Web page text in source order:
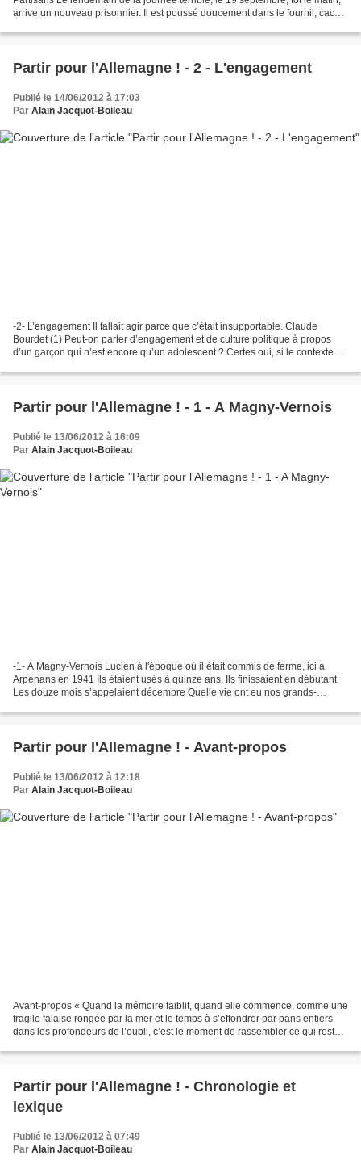
arrive un nouveau prisonnier. Il est poussé doucement dans le fournil, cachot
Partir pour l'Allemagne ! - 2 - L'engagement
Publié le 14/06/2012 à 17:03
Par Alain Jacquot-Boileau
-2- L’engagement Il fallait agir parce que c’était insupportable. Claude
Bourdet (1) Peut-on parler d’engagement et de culture politique à propos
d’un garçon qui n’est encore qu’un adolescent ? Certes oui, si le contexte et
Partir pour l'Allemagne ! - 1 - A Magny-Vernois
Publié le 13/06/2012 à 16:09
Par Alain Jacquot-Boileau
-1- A Magny-Vernois Lucien à l'époque où il était commis de ferme, ici à
Arpenans en 1941 Ils étaient usés à quinze ans, Ils finissaient en débutant
Les douze mois s’appelaient décembre Quelle vie ont eu nos grands-
Partir pour l'Allemagne ! - Avant-propos
Publié le 13/06/2012 à 12:18
Par Alain Jacquot-Boileau
Avant-propos « Quand la mémoire faiblit, quand elle commence, comme une
fragile falaise rongée par la mer et le temps à s’effondrer par pans entiers
dans les profondeurs de l’oubli, c’est le moment de rassembler ce qui reste,
Partir pour l'Allemagne ! - Chronologie et
lexique
Publié le 13/06/2012 à 07:49
Par Alain Jacquot-Boileau